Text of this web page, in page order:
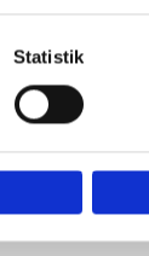
Statistik